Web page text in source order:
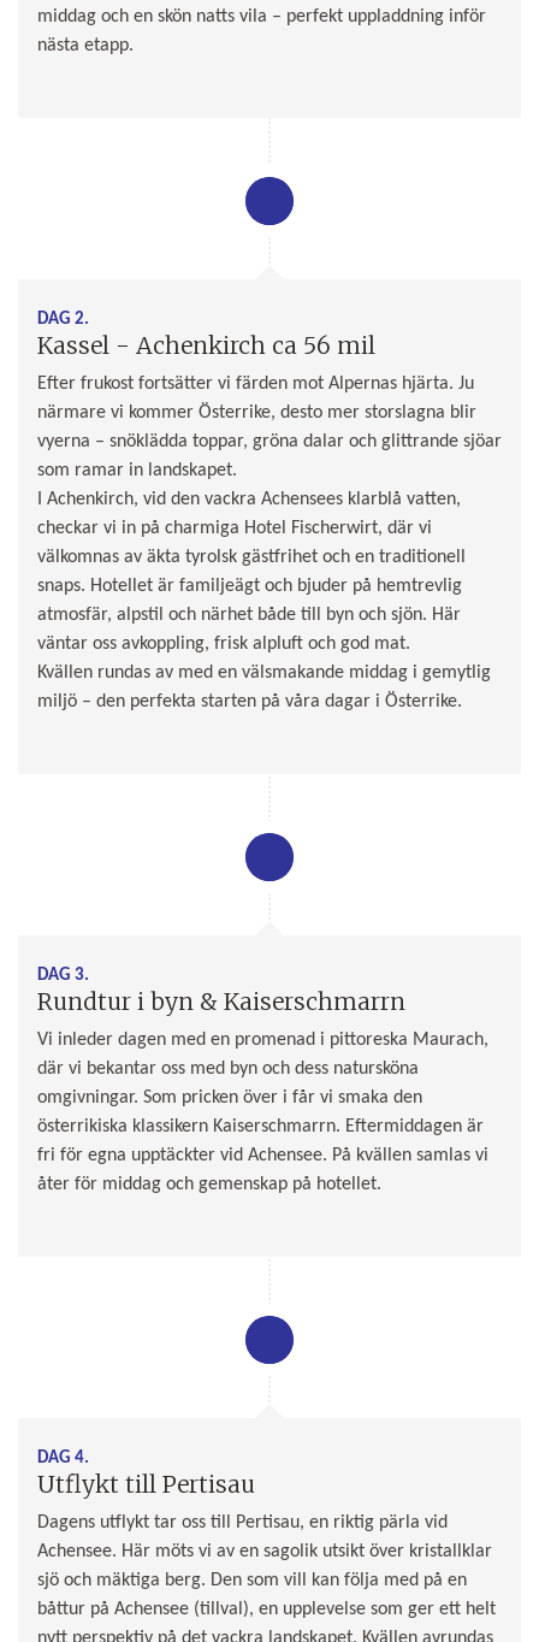
middag och en skön natts vila – perfekt uppladdning inför
nästa etapp.
DAG 2.
Kassel - Achenkirch ca 56 mil
Efter frukost fortsätter vi färden mot Alpernas hjärta. Ju
närmare vi kommer Österrike, desto mer storslagna blir
vyerna – snöklädda toppar, gröna dalar och glittrande sjöar
som ramar in landskapet.
I Achenkirch, vid den vackra Achensees klarblå vatten,
checkar vi in på charmiga Hotel Fischerwirt, där vi
välkomnas av äkta tyrolsk gästfrihet och en traditionell
snaps. Hotellet är familjeägt och bjuder på hemtrevlig
atmosfär, alpstil och närhet både till byn och sjön. Här
väntar oss avkoppling, frisk alpluft och god mat.
Kvällen rundas av med en välsmakande middag i gemytlig
miljö – den perfekta starten på våra dagar i Österrike.
DAG 3.
Rundtur i byn & Kaiserschmarrn
Vi inleder dagen med en promenad i pittoreska Maurach,
där vi bekantar oss med byn och dess natursköna
omgivningar. Som pricken över i får vi smaka den
österrikiska klassikern Kaiserschmarrn. Eftermiddagen är
fri för egna upptäckter vid Achensee. På kvällen samlas vi
åter för middag och gemenskap på hotellet.
DAG 4.
Utflykt till Pertisau
Dagens utflykt tar oss till Pertisau, en riktig pärla vid
Achensee. Här möts vi av en sagolik utsikt över kristallklar
sjö och mäktiga berg. Den som vill kan följa med på en
båttur på Achensee (tillval), en upplevelse som ger ett helt